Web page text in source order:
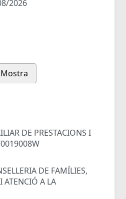
2026
Mostra
DE PRESTACIONS I
DE FAMÍLIES,
ATENCIÓ A LA